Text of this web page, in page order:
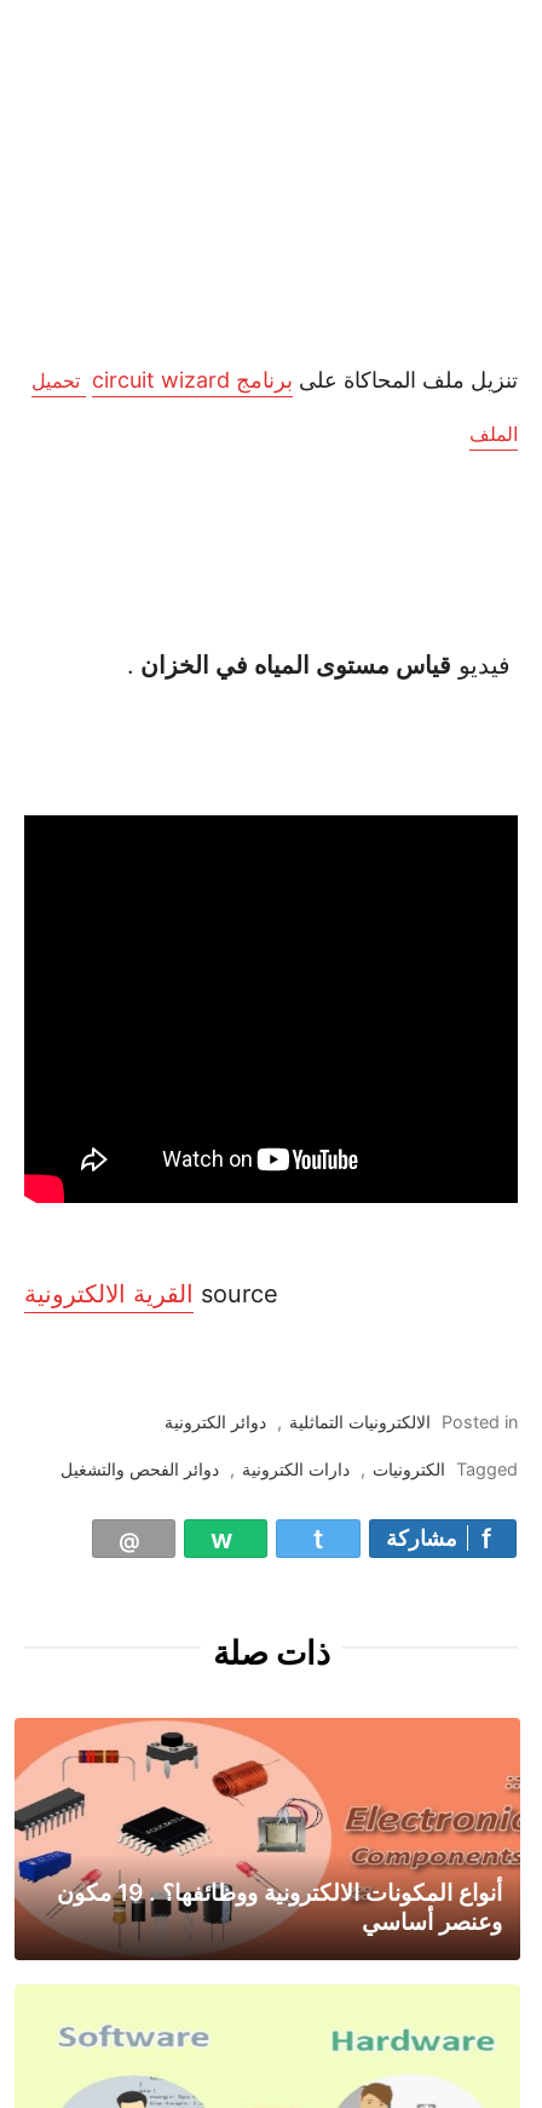
تنزيل ملف المحاكاة على برنامج circuit wizard تحميل
الملف
فيديو قياس مستوى المياه في الخزان .
source القرية الالكترونية
Posted in الالكترونيات التماثلية , دوائر الكترونية
Tagged الكترونيات , دارات الكترونية , دوائر الفحص والتشغيل
مشاركة
ذات صلة
أنواع المكونات الالكترونية ووظائفها؟ . 19 مكون
وعنصر أساسي